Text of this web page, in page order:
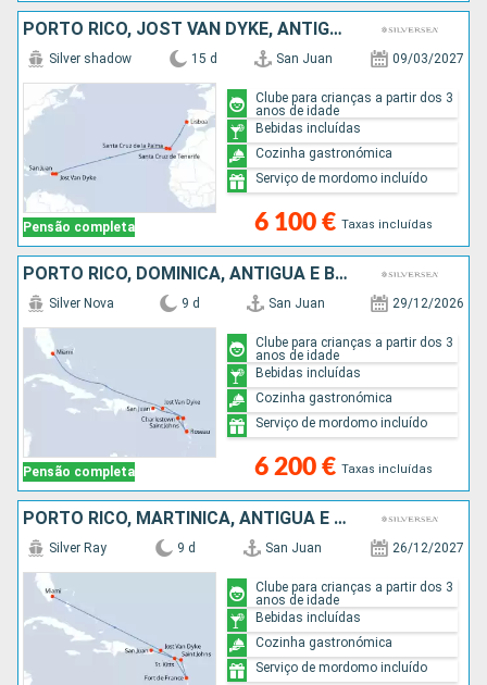
PORTO RICO, JOST VAN DYKE, ANTÍGUA E BARBUDA, MAIORCA, TENERIFE, PORTUGAL
Pensão completa
Silver shadow 15 d San Juan 09/03/2027
6 100 € Taxas incluídas
Clube para crianças a partir dos 3
anos de idade
Bebidas incluídas
Cozinha gastronómica
Serviço de mordomo incluído
PORTO RICO, DOMINICA, ANTÍGUA E BARBUDA, JOST VAN DYKE, ESTADOS UNIDOS
Pensão completa
Silver Nova 9 d San Juan 29/12/2026
6 200 € Taxas incluídas
Clube para crianças a partir dos 3
anos de idade
Bebidas incluídas
Cozinha gastronómica
Serviço de mordomo incluído
PORTO RICO, MARTINICA, ANTÍGUA E BARBUDA, JOST VAN DYKE, ESTADOS UNIDOS
Silver Ray 9 d San Juan 26/12/2027
Clube para crianças a partir dos 3
anos de idade
Bebidas incluídas
Cozinha gastronómica
Serviço de mordomo incluído